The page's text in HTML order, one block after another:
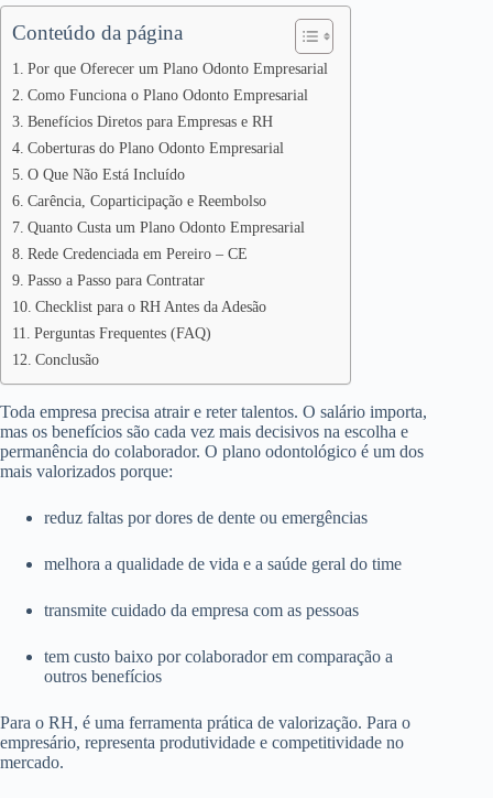
Conteúdo da página
Por que Oferecer um Plano Odonto Empresarial
Como Funciona o Plano Odonto Empresarial
Benefícios Diretos para Empresas e RH
Coberturas do Plano Odonto Empresarial
O Que Não Está Incluído
Carência, Coparticipação e Reembolso
Quanto Custa um Plano Odonto Empresarial
Rede Credenciada em Pereiro – CE
Passo a Passo para Contratar
Checklist para o RH Antes da Adesão
Perguntas Frequentes (FAQ)
Conclusão
Toda empresa precisa atrair e reter talentos. O salário importa,
mas os benefícios são cada vez mais decisivos na escolha e
permanência do colaborador. O plano odontológico é um dos
mais valorizados porque:
reduz faltas por dores de dente ou emergências
melhora a qualidade de vida e a saúde geral do time
transmite cuidado da empresa com as pessoas
tem custo baixo por colaborador em comparação a
outros benefícios
Para o RH, é uma ferramenta prática de valorização. Para o
empresário, representa produtividade e competitividade no
mercado.